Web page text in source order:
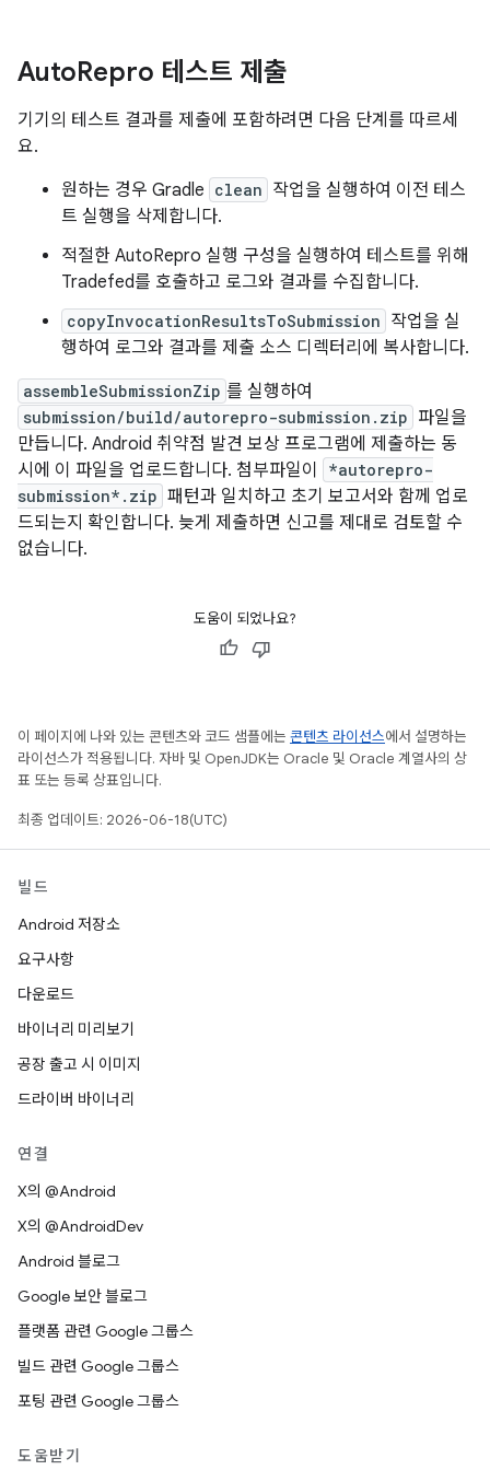
AutoRepro 테스트 제출
기기의 테스트 결과를 제출에 포함하려면 다음 단계를 따르세
요.
원하는 경우 Gradle clean 작업을 실행하여 이전 테스
트 실행을 삭제합니다.
적절한 AutoRepro 실행 구성을 실행하여 테스트를 위해
Tradefed를 호출하고 로그와 결과를 수집합니다.
copyInvocationResultsToSubmission 작업을 실
행하여 로그와 결과를 제출 소스 디렉터리에 복사합니다.
assembleSubmissionZip 를 실행하여
submission/build/autorepro-submission.zip 파일을
만듭니다. Android 취약점 발견 보상 프로그램에 제출하는 동
시에 이 파일을 업로드합니다. 첨부파일이
*autorepro-
submission*.zip 패턴과 일치하고 초기 보고서와 함께 업로
드되는지 확인합니다. 늦게 제출하면 신고를 제대로 검토할 수
없습니다.
도움이 되었나요?
이 페이지에 나와 있는 콘텐츠와 코드 샘플에는 콘텐츠 라이선스에서 설명하는
라이선스가 적용됩니다. 자바 및 OpenJDK는 Oracle 및 Oracle 계열사의 상
표 또는 등록 상표입니다.
최종 업데이트: 2026-06-18(UTC)
빌드
Android 저장소
요구사항
다운로드
바이너리 미리보기
공장 출고 시 이미지
드라이버 바이너리
연결
X의 @Android
X의 @AndroidDev
Android 블로그
Google 보안 블로그
플랫폼 관련 Google 그룹스
빌드 관련 Google 그룹스
포팅 관련 Google 그룹스
도움받기